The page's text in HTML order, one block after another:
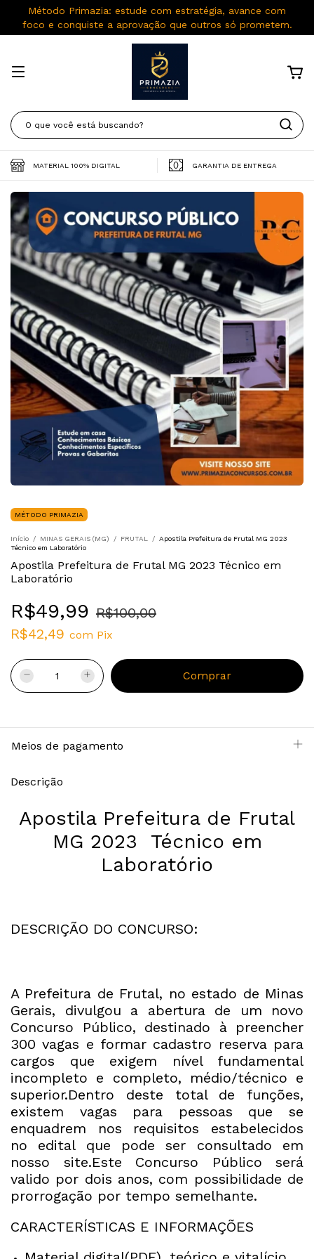
Método Primazia: estude com estratégia, avance com
foco e conquiste a aprovação que outros só prometem.
MATERIAL 100% DIGITAL GARANTIA DE ENTREGA
MÉTODO PRIMAZIA
Início / MINAS GERAIS (MG) / FRUTAL / Apostila Prefeitura de Frutal MG 2023
Técnico em Laboratório
Apostila Prefeitura de Frutal MG 2023 Técnico em
Laboratório
R$49,99 R$100,00
R$42,49 com Pix
Meios de pagamento
Descrição
Apostila Prefeitura de Frutal
MG 2023 Técnico em
Laboratório
DESCRIÇÃO DO CONCURSO:
A Prefeitura de Frutal, no estado de Minas
Gerais, divulgou a abertura de um novo
Concurso Público, destinado à preencher
300 vagas e formar cadastro reserva para
cargos que exigem nível fundamental
incompleto e completo, médio/técnico e
superior.Dentro deste total de funções,
existem vagas para pessoas que se
enquadrem nos requisitos estabelecidos
no edital que pode ser consultado em
nosso site.Este Concurso Público será
valido por dois anos, com possibilidade de
prorrogação por tempo semelhante.
CARACTERÍSTICAS E INFORMAÇÕES